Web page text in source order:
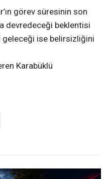
görev süresinin son
devredeceği beklentisi
geleceği ise belirsizliğini
Karabüklü